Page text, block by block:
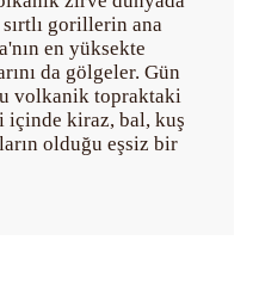
gorillerin ana
en yüksekte
da gölgeler. Gün
volkanik topraktaki
içinde kiraz, bal, kuş
olduğu eşsiz bir